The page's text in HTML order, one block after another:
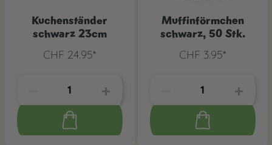
Kuchenständer
schwarz 23cm
CHF 24.95*
Muffinförmchen
schwarz, 50 Stk.
CHF 3.95*